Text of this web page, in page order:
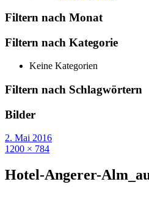
Filtern nach Monat
Filtern nach Kategorie
Keine Kategorien
Filtern nach Schlagwörtern
Bilder
2. Mai 2016
1200 × 784
Hotel-Angerer-